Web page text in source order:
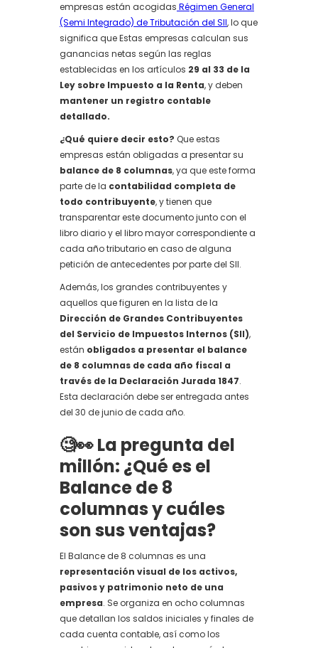
empresas están acogidas Régimen General
(Semi Integrado) de Tributación del SII, lo que
significa que Estas empresas calculan sus
ganancias netas según las reglas
establecidas en los artículos 29 al 33 de la
Ley sobre Impuesto a la Renta, y deben
mantener un registro contable
detallado.
¿Qué quiere decir esto? Que estas
empresas están obligadas a presentar su
balance de 8 columnas, ya que este forma
parte de la contabilidad completa de
todo contribuyente, y tienen que
transparentar este documento junto con el
libro diario y el libro mayor correspondiente a
cada año tributario en caso de alguna
petición de antecedentes por parte del SII.
Además, los grandes contribuyentes y
aquellos que figuren en la lista de la
Dirección de Grandes Contribuyentes
del Servicio de Impuestos Internos (SII),
están obligados a presentar el balance
de 8 columnas de cada año fiscal a
través de la Declaración Jurada 1847.
Esta declaración debe ser entregada antes
del 30 de junio de cada año.
🧐👀 La pregunta del
millón: ¿Qué es el
Balance de 8
columnas y cuáles
son sus ventajas?
El Balance de 8 columnas es una
representación visual de los activos,
pasivos y patrimonio neto de una
empresa. Se organiza en ocho columnas
que detallan los saldos iniciales y finales de
cada cuenta contable, así como los